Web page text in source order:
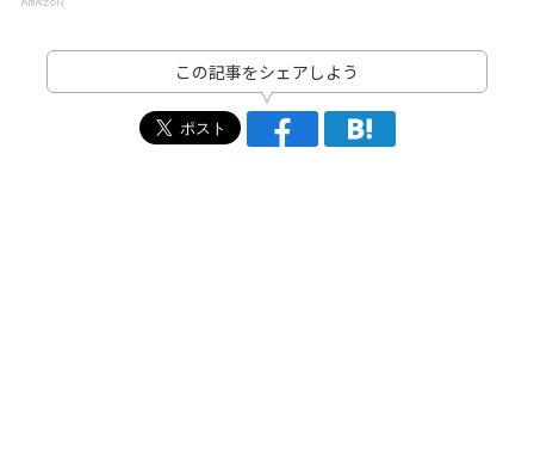
この記事をシェアしよう